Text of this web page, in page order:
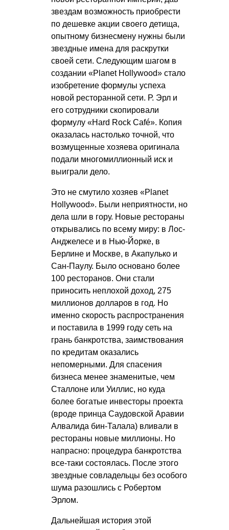
звездам возможность приобрести
по дешевке акции своего детища,
опытному бизнесмену нужны были
звездные имена для раскрутки
своей сети. Следующим шагом в
создании «Planet Hollywood» стало
изобретение формулы успеха
новой ресторанной сети. Р. Эрл и
его сотрудники скопировали
формулу «Hard Rock Café». Копия
оказалась настолько точной, что
возмущенные хозяева оригинала
подали многомиллионный иск и
выиграли дело.
Это не смутило хозяев «Planet
Hollywood». Были неприятности, но
дела шли в гору. Новые рестораны
открывались по всему миру: в Лос-
Анджелесе и в Нью-Йорке, в
Берлине и Москве, в Акапулько и
Сан-Паулу. Было основано более
100 ресторанов. Они стали
приносить неплохой доход, 275
миллионов долларов в год. Но
именно скорость распространения
и поставила в 1999 году сеть на
грань банкротства, заимствования
по кредитам оказались
непомерными. Для спасения
бизнеса менее знаменитые, чем
Сталлоне или Уиллис, но куда
более богатые инвесторы проекта
(вроде принца Саудовской Аравии
Алвалида бин-Талала) вливали в
рестораны новые миллионы. Но
напрасно: процедура банкротства
все-таки состоялась. После этого
звездные совладельцы без особого
шума разошлись с Робертом
Эрлом.
Дальнейшая история этой